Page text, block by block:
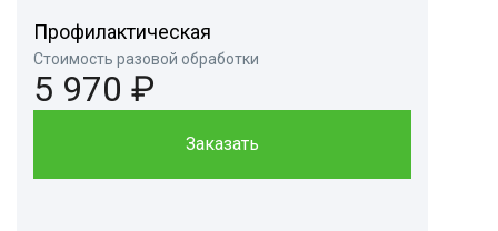
Профилактическая
Стоимость разовой обработки
5 970 ₽
Заказать